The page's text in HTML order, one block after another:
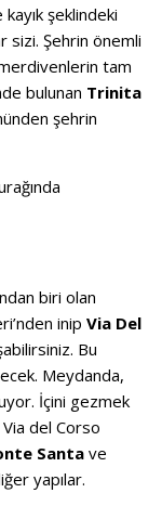
şeklindeki
sizi. Şehrin önemli
tam
bulunan Trinita
şehrin
biri olan
inip Via Del
Bu
Meydanda,
İçini gezmek
del Corso
Santa ve
yapılar.